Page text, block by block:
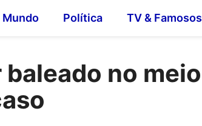
Mundo Política TV & Famosos
no meio